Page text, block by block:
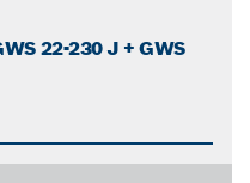
22-230 J + GWS